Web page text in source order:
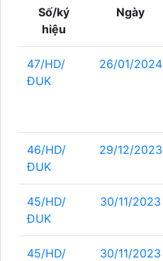
Số/ký
hiệu
Ngày
47/HD/
ĐUK
26/01/2024
46/HD/
ĐUK
29/12/2023
45/HD/
ĐUK
30/11/2023
45/HD/
30/11/2023